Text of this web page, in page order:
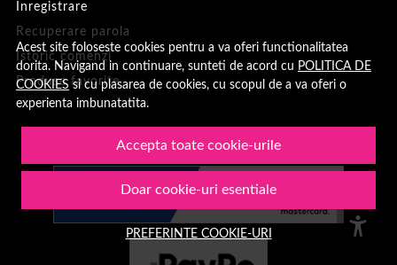
Acest site foloseste cookies pentru a va oferi functionalitatea
dorita. Navigand in continuare, sunteti de acord cu POLITICA DE
COOKIES si cu plasarea de cookies, cu scopul de a va oferi o
experienta imbunatatita.
Accepta toate cookie-urile
Doar cookie-uri esentiale
PREFERINTE COOKIE-URI
Inregistrare
Recuperare parola
Istoric comenzi
Produse favorite